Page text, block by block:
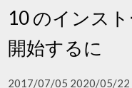
10 のインス
開始するに
2017/07/05 2020/05/22